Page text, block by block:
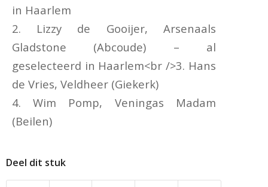
in Haarlem
2. Lizzy de Gooijer, Arsenaals
Gladstone (Abcoude) – al
geselecteerd in Haarlem<br />3. Hans
de Vries, Veldheer (Giekerk)
4. Wim Pomp, Veningas Madam
(Beilen)
Deel dit stuk